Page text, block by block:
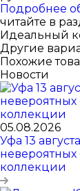
Подробнее
читайте в
Идеальный
Другие
Похожие
Новости
05.08.2026
Уфа 13
коллекции